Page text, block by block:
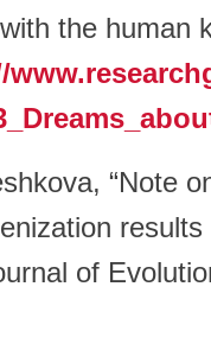
the human
“Note
of